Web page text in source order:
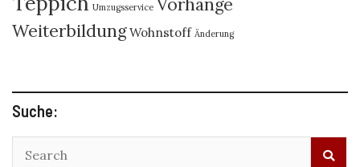
Umzugsservice Vorhänge
Weiterbildung Wohnstoff Änderung
Suche: